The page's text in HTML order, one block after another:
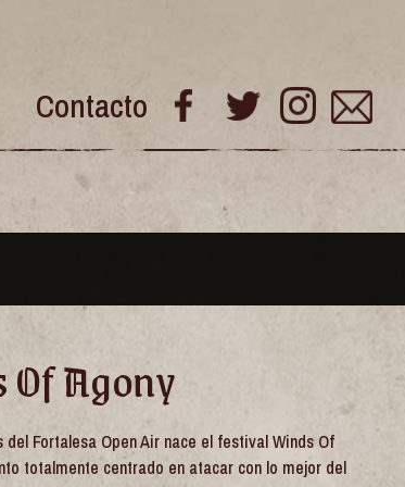
Contacto
Of Agony
del Fortalesa Open Air nace el festival Winds Of
totalmente centrado en atacar con lo mejor del